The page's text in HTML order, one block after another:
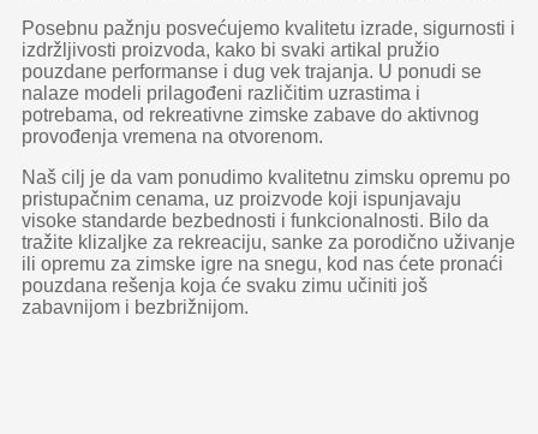
Posebnu pažnju posvećujemo kvalitetu izrade, sigurnosti i
izdržljivosti proizvoda, kako bi svaki artikal pružio
pouzdane performanse i dug vek trajanja. U ponudi se
nalaze modeli prilagođeni različitim uzrastima i
potrebama, od rekreativne zimske zabave do aktivnog
provođenja vremena na otvorenom.
Naš cilj je da vam ponudimo kvalitetnu zimsku opremu po
pristupačnim cenama, uz proizvode koji ispunjavaju
visoke standarde bezbednosti i funkcionalnosti. Bilo da
tražite klizaljke za rekreaciju, sanke za porodično uživanje
ili opremu za zimske igre na snegu, kod nas ćete pronaći
pouzdana rešenja koja će svaku zimu učiniti još
zabavnijom i bezbrižnijom.